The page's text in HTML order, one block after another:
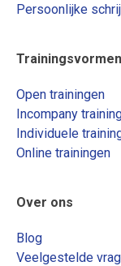
Persoonlijke
Trainingsvormen
Open trainingen
Incompany
Individuele
Online trainingen
Over ons
Blog
Veelgestelde